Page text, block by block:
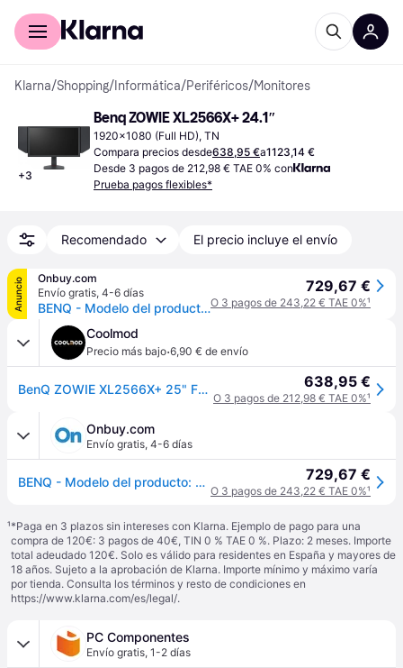
Comprar con Klarna
Klarna/Shopping/ Informática/Periféricos/Monitores
+3
Benq ZOWIE XL2566X+ 24.1″
1920x1080 (Full HD), TN
Compara precios desde638,95 €a1123,14 €
Desde 3 pagos de 212,98 € TAE 0% con
Prueba pagos flexibles*
Recomendado El precio incluye el envío
Anuncio
Onbuy.com
Envío gratis, 4-6 días
BENQ - Modelo del producto: Ecr
729,67 €
O 3 pagos de 243,22 € TAE 0%¹
Coolmod
Precio más bajo·6,90 € de envío
BenQ ZOWIE XL2566X+ 25" FHD TN 400Hz 0.5ms DyAc 2 638,95 €
O 3 pagos de 212,98 € TAE 0%¹
Onbuy.com
Envío gratis, 4-6 días
BENQ - Modelo del producto: Ecr 729,67 €
O 3 pagos de 243,22 € TAE 0%¹
¹*Paga en 3 plazos sin intereses con Klarna. Ejemplo de pago para una
compra de 120€: 3 pagos de 40€, TIN 0 % TAE 0 %. Plazo: 2 meses. Importe
total adeudado 120€. Solo es válido para residentes en España y mayores de
18 años. Sujeto a la aprobación de Klarna. Importe mínimo y máximo varía
por tienda. Consulta los términos y resto de condiciones en
https://www.klarna.com/es/legal/.
PC Componentes
Envío gratis, 1-2 días